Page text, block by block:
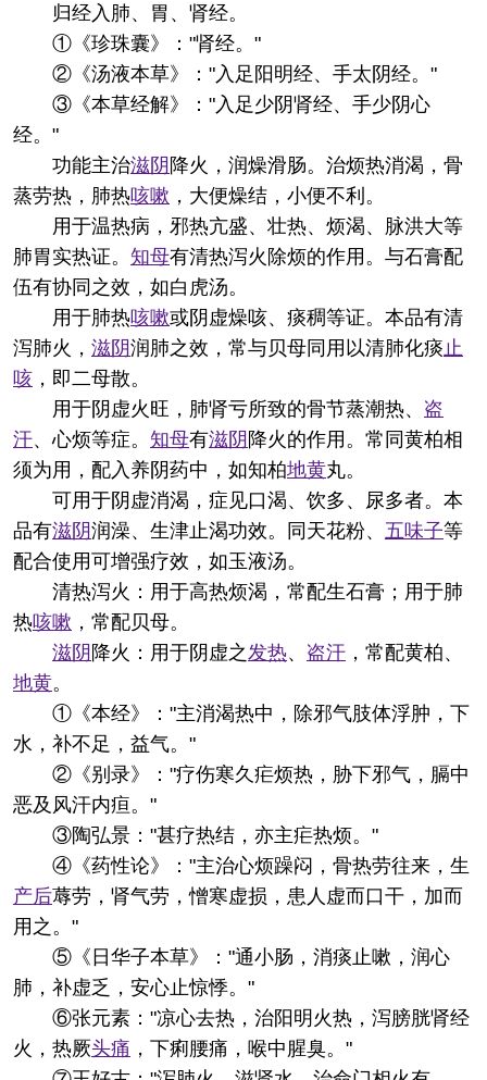
归经 入肺、胃、肾经。
①《珍珠囊》："肾经。"
②《汤液本草》："入足阳明经、手太阴经。"
③《本草经解》："入足少阴肾经、手少阴心
经。"
功能主治滋阴 降火，润燥滑肠。治烦热消渴，骨
蒸劳热，肺热咳嗽 ，大便燥结，小便不利。
用于温热病，邪热亢盛、壮热、烦渴、脉洪大等
肺胃实热证。 知母有清热泻火除烦的作用。与石膏配
伍有协同之效，如白虎汤。
用于肺热咳嗽或阴虚燥咳、痰稠等证。本品有清
泻肺火， 滋阴润肺之效，常与贝母同用以清肺化痰 止
咳 ，即二母散。
用于阴虚火旺，肺肾亏所致的骨节蒸潮热、 盗
汗、心烦等症。 知母有滋阴 降火的作用。常同黄柏相
须为用，配入养阴药中，如知柏地黄丸。
可用于阴虚消渴，症见口渴、饮多、尿多者。本
品有滋阴润澡、生津止渴功效。同天花粉、 五味子等
配合使用可增强疗效，如玉液汤。
清热泻火：用于高热烦渴，常配生石膏；用于肺
热咳嗽 ，常配贝母。
滋阴 降火：用于阴虚之 发热、 盗汗 ，常配黄柏、
地黄。
①《本经》："主消渴热中，除邪气肢体浮肿，下
水，补不足，益气。"
②《别录》："疗伤寒久疟烦热，胁下邪气，膈中
恶及风汗内疸。"
③陶弘景："甚疗热结，亦主疟热烦。"
④《药性论》："主治心烦躁闷，骨热劳往来，生
产后蓐劳，肾气劳，憎寒虚损，患人虚而口干，加而
用之。"
⑤《日华子本草》："通小肠，消痰止嗽，润心
肺，补虚乏，安心止惊悸。"
⑥张元素："凉心去热，治阳明火热，泻膀胱肾经
火，热厥头痛 ，下痢腰痛，喉中腥臭。"